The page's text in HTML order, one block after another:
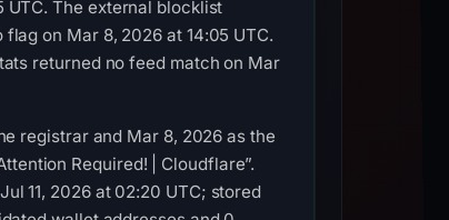
The external blocklist
on Mar 8, 2026 at 14:05 UTC.
returned no feed match on Mar
registrar and Mar 8, 2026 as the
Required! | Cloudflare”.
11, 2026 at 02:20 UTC; stored